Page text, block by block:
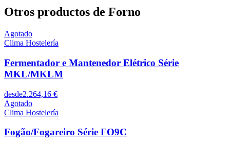
Otros productos de Forno
Agotado
Clima Hostelería
Fermentador e Mantenedor Elétrico Série
MKL/MKLM
desde2.264,16 €
Agotado
Clima Hostelería
Fogão/Fogareiro Série FO9C